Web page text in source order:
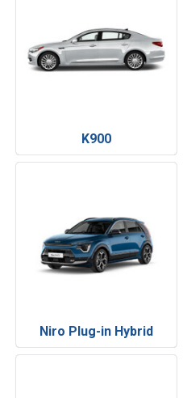
K900
Niro Plug-in Hybrid